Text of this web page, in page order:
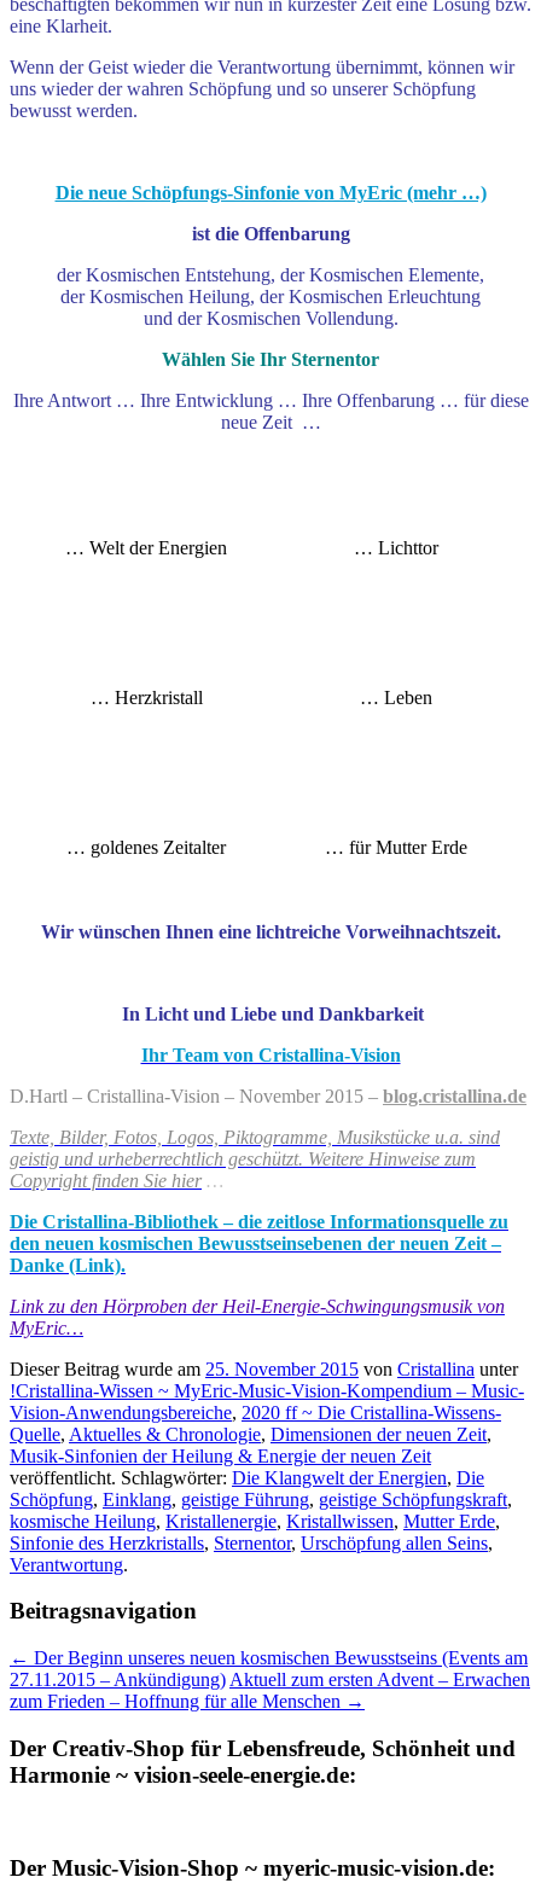
eine Klarheit.
Wenn der Geist wieder die Verantwortung übernimmt, können wir
uns wieder der wahren Schöpfung und so unserer Schöpfung
bewusst werden.
Die neue Schöpfungs-Sinfonie von MyEric (mehr …)
ist die Offenbarung
der Kosmischen Entstehung, der Kosmischen Elemente,
der Kosmischen Heilung, der Kosmischen Erleuchtung
und der Kosmischen Vollendung.
Wählen Sie Ihr Sternentor
Ihre Antwort … Ihre Entwicklung … Ihre Offenbarung … für diese
neue Zeit …
… Welt der Energien … Lichttor
… Herzkristall … Leben
… goldenes Zeitalter … für Mutter Erde
Wir wünschen Ihnen eine lichtreiche Vorweihnachtszeit.
In Licht und Liebe und Dankbarkeit
Ihr Team von Cristallina-Vision
D.Hartl – Cristallina-Vision – November 2015 – blog.cristallina.de
Texte, Bilder, Fotos, Logos, Piktogramme, Musikstücke u.a. sind
geistig und urheberrechtlich geschützt. Weitere Hinweise zum
Copyright finden Sie hier …
Die Cristallina-Bibliothek – die zeitlose Informationsquelle zu
den neuen kosmischen Bewusstseinsebenen der neuen Zeit –
Danke (Link).
Link zu den Hörproben der Heil-Energie-Schwingungsmusik von
MyEric…
Dieser Beitrag wurde am 25. November 2015 von Cristallina unter
!Cristallina-Wissen ~ MyEric-Music-Vision-Kompendium – Music-
Vision-Anwendungsbereiche, 2020 ff ~ Die Cristallina-Wissens-
Quelle, Aktuelles & Chronologie, Dimensionen der neuen Zeit,
Musik-Sinfonien der Heilung & Energie der neuen Zeit
veröffentlicht. Schlagwörter: Die Klangwelt der Energien, Die
Schöpfung, Einklang, geistige Führung, geistige Schöpfungskraft,
kosmische Heilung, Kristallenergie, Kristallwissen, Mutter Erde,
Sinfonie des Herzkristalls, Sternentor, Urschöpfung allen Seins,
Verantwortung.
Beitragsnavigation
← Der Beginn unseres neuen kosmischen Bewusstseins (Events am
27.11.2015 – Ankündigung) Aktuell zum ersten Advent – Erwachen
zum Frieden – Hoffnung für alle Menschen →
Der Creativ-Shop für Lebensfreude, Schönheit und
Harmonie ~ vision-seele-energie.de:
Der Music-Vision-Shop ~ myeric-music-vision.de: